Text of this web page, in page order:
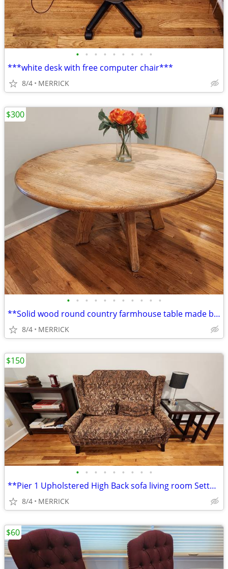
• • • • • • • • •
***white desk with free computer chair***
8/4 MERRICK
• • • • • • • • • • •
**Solid wood round country farmhouse table made by Hunt Country
8/4 MERRICK
$300
• • • • • • • • •
**Pier 1 Upholstered High Back sofa living room Sette couch**
8/4 MERRICK
$150
$60